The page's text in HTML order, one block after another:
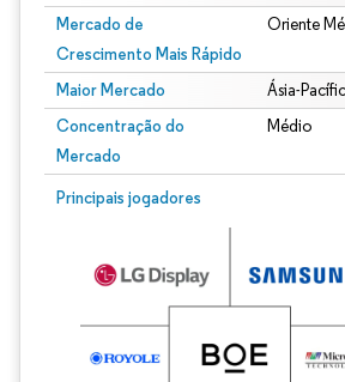
Mercado de
Crescimento Mais Rápido
Oriente
Maior Mercado Ásia-
Concentração do
Mercado
Médio
Principais jogadores
Imagem © Mordor Intelligence. O reuso requer